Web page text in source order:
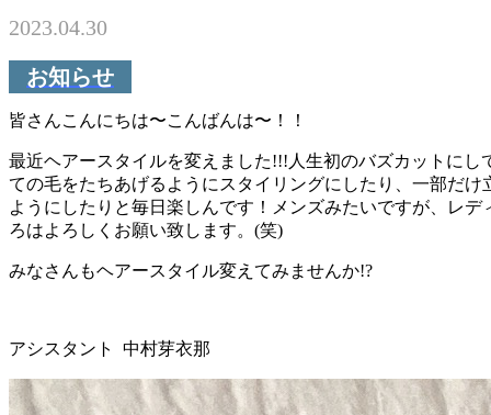
2023.04.30
お知らせ
皆さんこんにちは〜こんばんは〜！！
最近ヘアースタイルを変えました!!!人生初のバズカットにし
ての毛をたちあげるようにスタイリングにしたり、一部だけ
ようにしたりと毎日楽しんです！メンズみたいですが、レデ
ろはよろしくお願い致します。(笑)
みなさんもヘアースタイル変えてみませんか!?
アシスタント 中村芽衣那